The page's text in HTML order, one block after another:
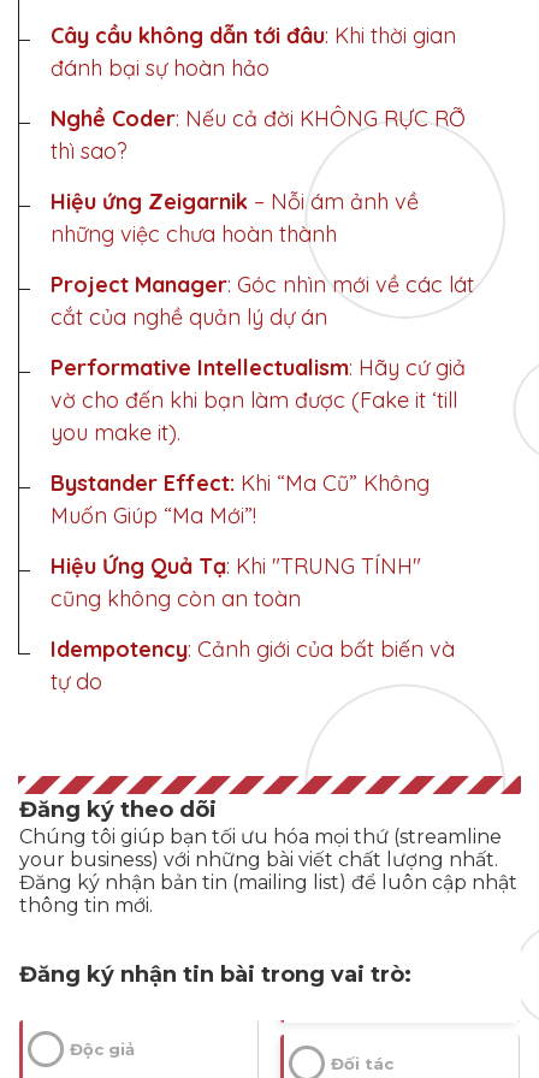
Requirements
Level of
clarity/detail in project requirements
Mức độ rõ ràng/chi
tiết của yêu cầu dự án
Prototype /
Wireframe
Early design
mockups of UI/UX or workflow
Mẫu thiết kế sớm
Project Type
Nature of the
project: Greenfield, Legacy, Rescue
mới, Nâng cấp hệ thống cũ,
Refactor/cứu hộ mã nguồn
hữu, bao gồm triển khai, vận hành và
bảo trì
Sustaining
Engineering
Cost
maintaining and improving existing
software
Chi phí duy trì, cải
tiến và sửa lỗi phần mềm hiện có
Bespoke
built for specific client needs
chỉ làm cho một dự án hoặc khách
hàng
Out-
tasking
Outsourcing
specific tasks, not entire project
Thuê ngoài từng
tác vụ, không toàn bộ dự án
Selective
Outsourcing
Outsourcing
selected functions or processes
Chọn lọc một số
chức năng hoặc quy trình để thuê
ngoài
Using multiple
Cây cầu không dẫn tới đâu: Khi thời gian
đánh bại sự hoàn hảo
Nghề Coder: Nếu cả đời KHÔNG RỰC RỠ
thì sao?
Hiệu ứng Zeigarnik – Nỗi ám ảnh về
những việc chưa hoàn thành
Project Manager: Góc nhìn mới về các lát
cắt của nghề quản lý dự án
Performative Intellectualism: Hãy cứ giả
vờ cho đến khi bạn làm được (Fake it ‘till
you make it).
Bystander Effect: Khi “Ma Cũ” Không
Muốn Giúp “Ma Mới”!
Hiệu Ứng Quả Tạ: Khi "TRUNG TÍNH"
cũng không còn an toàn
Idempotency: Cảnh giới của bất biến và
tự do
Đăng ký theo dõi
Chúng tôi giúp bạn tối ưu hóa mọi thứ (streamline
your business) với những bài viết chất lượng nhất.
Đăng ký nhận bản tin (mailing list) để luôn cập nhật
thông tin mới.
Đăng ký nhận tin bài trong vai trò:
Độc giả
Đối tác